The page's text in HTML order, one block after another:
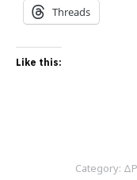
Threads
Like this:
Category: